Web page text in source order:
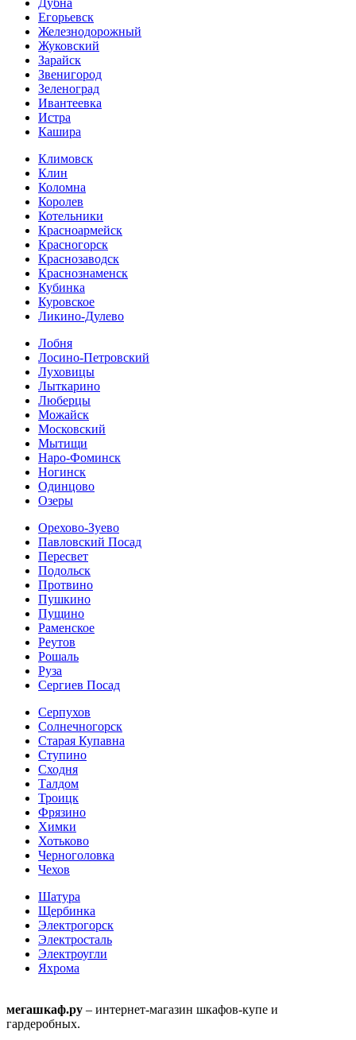
Егорьевск
Железнодорожный
Жуковский
Зарайск
Звенигород
Зеленоград
Ивантеевка
Истра
Кашира
Климовск
Клин
Коломна
Королев
Котельники
Красноармейск
Красногорск
Краснозаводск
Краснознаменск
Кубинка
Куровское
Ликино-Дулево
Лобня
Лосино-Петровский
Луховицы
Лыткарино
Люберцы
Можайск
Московский
Мытищи
Наро-Фоминск
Ногинск
Одинцово
Озеры
Орехово-Зуево
Павловский Посад
Пересвет
Подольск
Протвино
Пушкино
Пущино
Раменское
Реутов
Рошаль
Руза
Сергиев Посад
Серпухов
Солнечногорск
Старая Купавна
Ступино
Сходня
Талдом
Троицк
Фрязино
Химки
Хотьково
Черноголовка
Чехов
Шатура
Щербинка
Электрогорск
Электросталь
Электроугли
Яхрома
мегашкаф.ру – интернет-магазин шкафов-купе и
гардеробных.